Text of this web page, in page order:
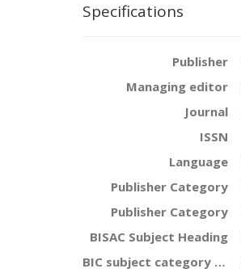
Specifications
Publisher
Managing editor
Journal
ISSN
Language
Publisher Category
Publisher Category
BISAC Subject Heading
BIC subject category (UK)